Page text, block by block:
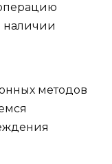
наличии
методов